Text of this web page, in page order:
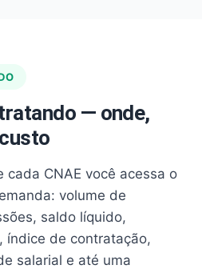
— onde,
cada CNAE você acessa o
volume de
saldo líquido,
índice de contratação,
salarial e até uma